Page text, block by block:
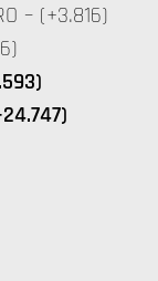
– (+3.816)